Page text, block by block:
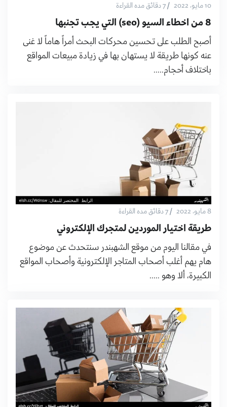
10 مايو، 2022 /7 دقائق مده القراءة
8 من اخطاء السيو (seo) التي يجب تجنبها
أصبح الطلب على تحسين محركات البحث أمراً هاماً لا غنى
عنه كونها طريقة لا يستهان بها في زيادة مبيعات المواقع
باختلاف أحجام.....
8 مايو، 2022 /7 دقائق مده القراءة
طريقة اختيار الموردين لمتجرك الإلكتروني
في مقالنا اليوم من موقع الشهبندر سنتحدث عن موضوع
هام يهم أغلب أصحاب المتاجر الإلكترونية وأصحاب المواقع
الكبيرة، ألا وهو .....